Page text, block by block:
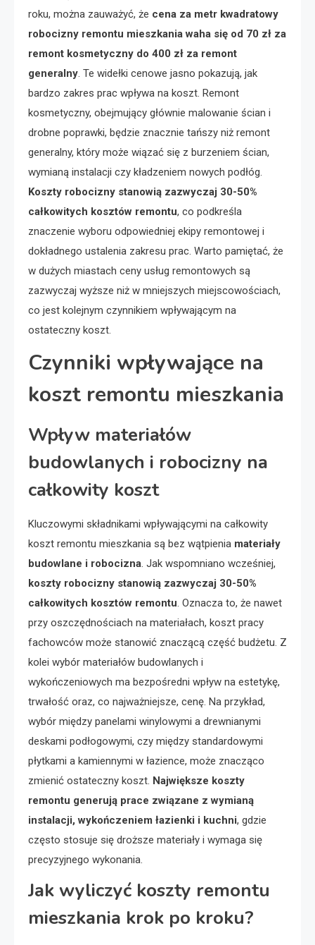
roku, można zauważyć, że cena za metr kwadratowy
robocizny remontu mieszkania waha się od 70 zł za
remont kosmetyczny do 400 zł za remont
generalny. Te widełki cenowe jasno pokazują, jak
bardzo zakres prac wpływa na koszt. Remont
kosmetyczny, obejmujący głównie malowanie ścian i
drobne poprawki, będzie znacznie tańszy niż remont
generalny, który może wiązać się z burzeniem ścian,
wymianą instalacji czy kładzeniem nowych podłóg.
Koszty robocizny stanowią zazwyczaj 30-50%
całkowitych kosztów remontu, co podkreśla
znaczenie wyboru odpowiedniej ekipy remontowej i
dokładnego ustalenia zakresu prac. Warto pamiętać, że
w dużych miastach ceny usług remontowych są
zazwyczaj wyższe niż w mniejszych miejscowościach,
co jest kolejnym czynnikiem wpływającym na
ostateczny koszt.
Czynniki wpływające na
koszt remontu mieszkania
Wpływ materiałów
budowlanych i robocizny na
całkowity koszt
Kluczowymi składnikami wpływającymi na całkowity
koszt remontu mieszkania są bez wątpienia materiały
budowlane i robocizna. Jak wspomniano wcześniej,
koszty robocizny stanowią zazwyczaj 30-50%
całkowitych kosztów remontu. Oznacza to, że nawet
przy oszczędnościach na materiałach, koszt pracy
fachowców może stanowić znaczącą część budżetu. Z
kolei wybór materiałów budowlanych i
wykończeniowych ma bezpośredni wpływ na estetykę,
trwałość oraz, co najważniejsze, cenę. Na przykład,
wybór między panelami winylowymi a drewnianymi
deskami podłogowymi, czy między standardowymi
płytkami a kamiennymi w łazience, może znacząco
zmienić ostateczny koszt. Największe koszty
remontu generują prace związane z wymianą
instalacji, wykończeniem łazienki i kuchni, gdzie
często stosuje się droższe materiały i wymaga się
precyzyjnego wykonania.
Jak wyliczyć koszty remontu
mieszkania krok po kroku?